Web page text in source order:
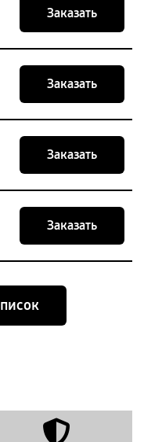
Заказать
Заказать
Заказать
Заказать